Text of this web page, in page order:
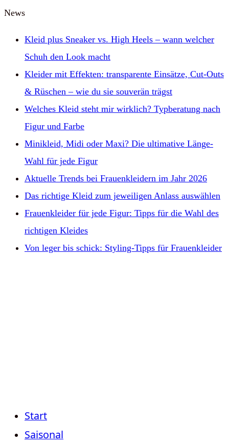
News
Kleid plus Sneaker vs. High Heels – wann welcher
Schuh den Look macht
Kleider mit Effekten: transparente Einsätze, Cut‑Outs
& Rüschen – wie du sie souverän trägst
Welches Kleid steht mir wirklich? Typberatung nach
Figur und Farbe
Minikleid, Midi oder Maxi? Die ultimative Länge-
Wahl für jede Figur
Aktuelle Trends bei Frauenkleidern im Jahr 2026
Das richtige Kleid zum jeweiligen Anlass auswählen
Frauenkleider für jede Figur: Tipps für die Wahl des
richtigen Kleides
Von leger bis schick: Styling-Tipps für Frauenkleider
Start
Saisonal